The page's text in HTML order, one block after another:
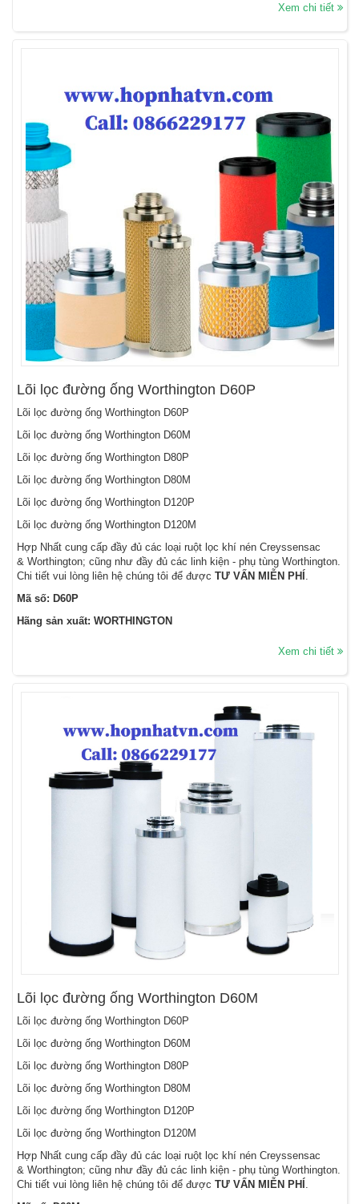
Xem chi tiết
Lõi lọc đường ống Worthington D60P
Lõi lọc đường ống Worthington D60P
Lõi lọc đường ống Worthington D60M
Lõi lọc đường ống Worthington D80P
Lõi lọc đường ống Worthington D80M
Lõi lọc đường ống Worthington D120P
Lõi lọc đường ống Worthington D120M
Hợp Nhất cung cấp đầy đủ các loại ruột lọc khí nén Creyssensac
& Worthington; cũng như đầy đủ các linh kiện - phụ tùng Worthington.
Chi tiết vui lòng liên hệ chúng tôi để được TƯ VẤN MIỄN PHÍ
Mã số: D60P
Hãng sản xuất: WORTHINGTON
Xem chi tiết
Lõi lọc đường ống Worthington D60M
Lõi lọc đường ống Worthington D60P
Lõi lọc đường ống Worthington D60M
Lõi lọc đường ống Worthington D80P
Lõi lọc đường ống Worthington D80M
Lõi lọc đường ống Worthington D120P
Lõi lọc đường ống Worthington D120M
Hợp Nhất cung cấp đầy đủ các loại ruột lọc khí nén Creyssensac
& Worthington; cũng như đầy đủ các linh kiện - phụ tùng Worthington.
Chi tiết vui lòng liên hệ chúng tôi để được TƯ VẤN MIỄN PHÍ